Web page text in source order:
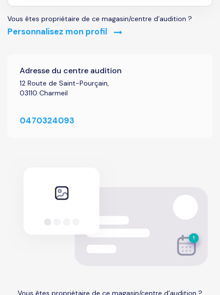
Vous êtes propriétaire de ce magasin/centre d’audition ?
Personnalisez mon profil
Adresse du centre audition
12 Route de Saint-Pourçain,
03110 Charmeil
0470324093
Vous êtes propriétaire de ce magasin/centre d’audition ?